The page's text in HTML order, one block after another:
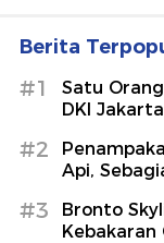
Berita
#1
Satu
DKI Jakarta
#2
Api,
#3
Bronto
Kebakaran